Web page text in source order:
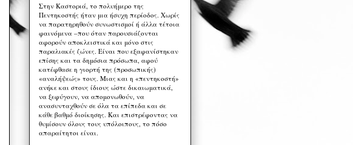
Στην Καστοριά, το πολυήμερο της
Πεντηκοστής ήταν μια ήσυχη περίοδος. Χωρίς
να παρατηρηθούν συνωστισμοί ή άλλα τέτοια
φαινόμενα –που όταν παρουσιάζονται
αφορούν αποκλειστικά και μόνο στις
παραλιακές ζώνες. Είναι που εξαφανίστηκαν
επίσης και τα δημόσια πρόσωπα, αφού
κατέφθασε η γιορτή της (προσωπικής)
«αναλήψεώς» τους. Μιας και η «πεντηκοστή»
ανήκε και στους ίδιους ώστε δικαιωματικά,
να ξεφύγουν, να απομονωθούν, να
ανασυνταχθούν σε όλα τα επίπεδα και σε
κάθε βαθμό διοίκησης. Και επιστρέφοντας να
θυμίσουν όλους τους υπόλοιπους, το πόσο
απαραίτητοι είναι.